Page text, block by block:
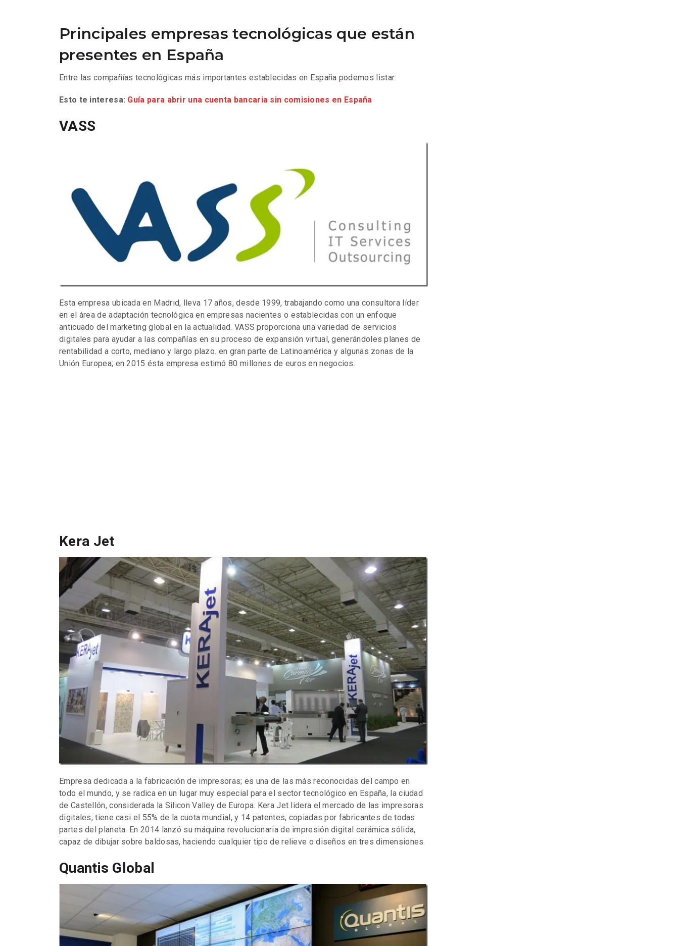
Principales empresas tecnológicas que están
presentes en España
Entre las compañías tecnológicas más importantes establecidas en España podemos listar:
Esto te interesa: Guía para abrir una cuenta bancaria sin comisiones en España
VASS
Esta empresa ubicada en Madrid, lleva 17 años, desde 1999, trabajando como una consultora líder
en el área de adaptación tecnológica en empresas nacientes o establecidas con un enfoque
anticuado del marketing global en la actualidad. VASS proporciona una variedad de servicios
digitales para ayudar a las compañías en su proceso de expansión virtual, generándoles planes de
rentabilidad a corto, mediano y largo plazo. en gran parte de Latinoamérica y algunas zonas de la
Unión Europea; en 2015 ésta empresa estimó 80 millones de euros en negocios.
Kera Jet
Empresa dedicada a la fabricación de impresoras; es una de las más reconocidas del campo en
todo el mundo, y se radica en un lugar muy especial para el sector tecnológico en España, la ciudad
de Castellón, considerada la Silicon Valley de Europa. Kera Jet lidera el mercado de las impresoras
digitales, tiene casi el 55% de la cuota mundial, y 14 patentes, copiadas por fabricantes de todas
partes del planeta. En 2014 lanzó su máquina revolucionaria de impresión digital cerámica sólida,
capaz de dibujar sobre baldosas, haciendo cualquier tipo de relieve o diseños en tres dimensiones.
Quantis Global